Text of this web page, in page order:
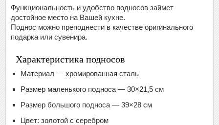
Функциональность и удобство подносов займет
достойное место на Вашей кухне.
Поднос можно преподнести в качестве оригинального
подарка или сувенира.
Характеристика подносов
Материал — хромированная сталь
Размер маленького подноса — 30×21,5 см
Размер большого подноса — 39×28 см
Цвет: золотой с серебром